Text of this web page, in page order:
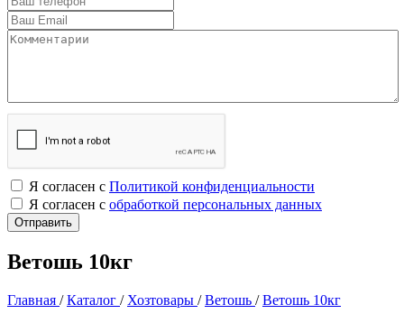
Я согласен с Политикой конфиденциальности
Я согласен с обработкой персональных данных
Ветошь 10кг
Главная /Каталог / Хозтовары /Ветошь /Ветошь 10кг